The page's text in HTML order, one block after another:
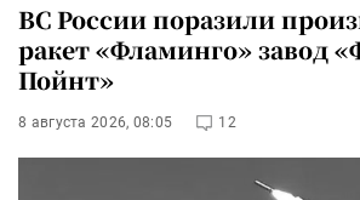
ВС России поразили
ракет «Фламинго» завод
Пойнт»
8 августа 2026, 08:05 12